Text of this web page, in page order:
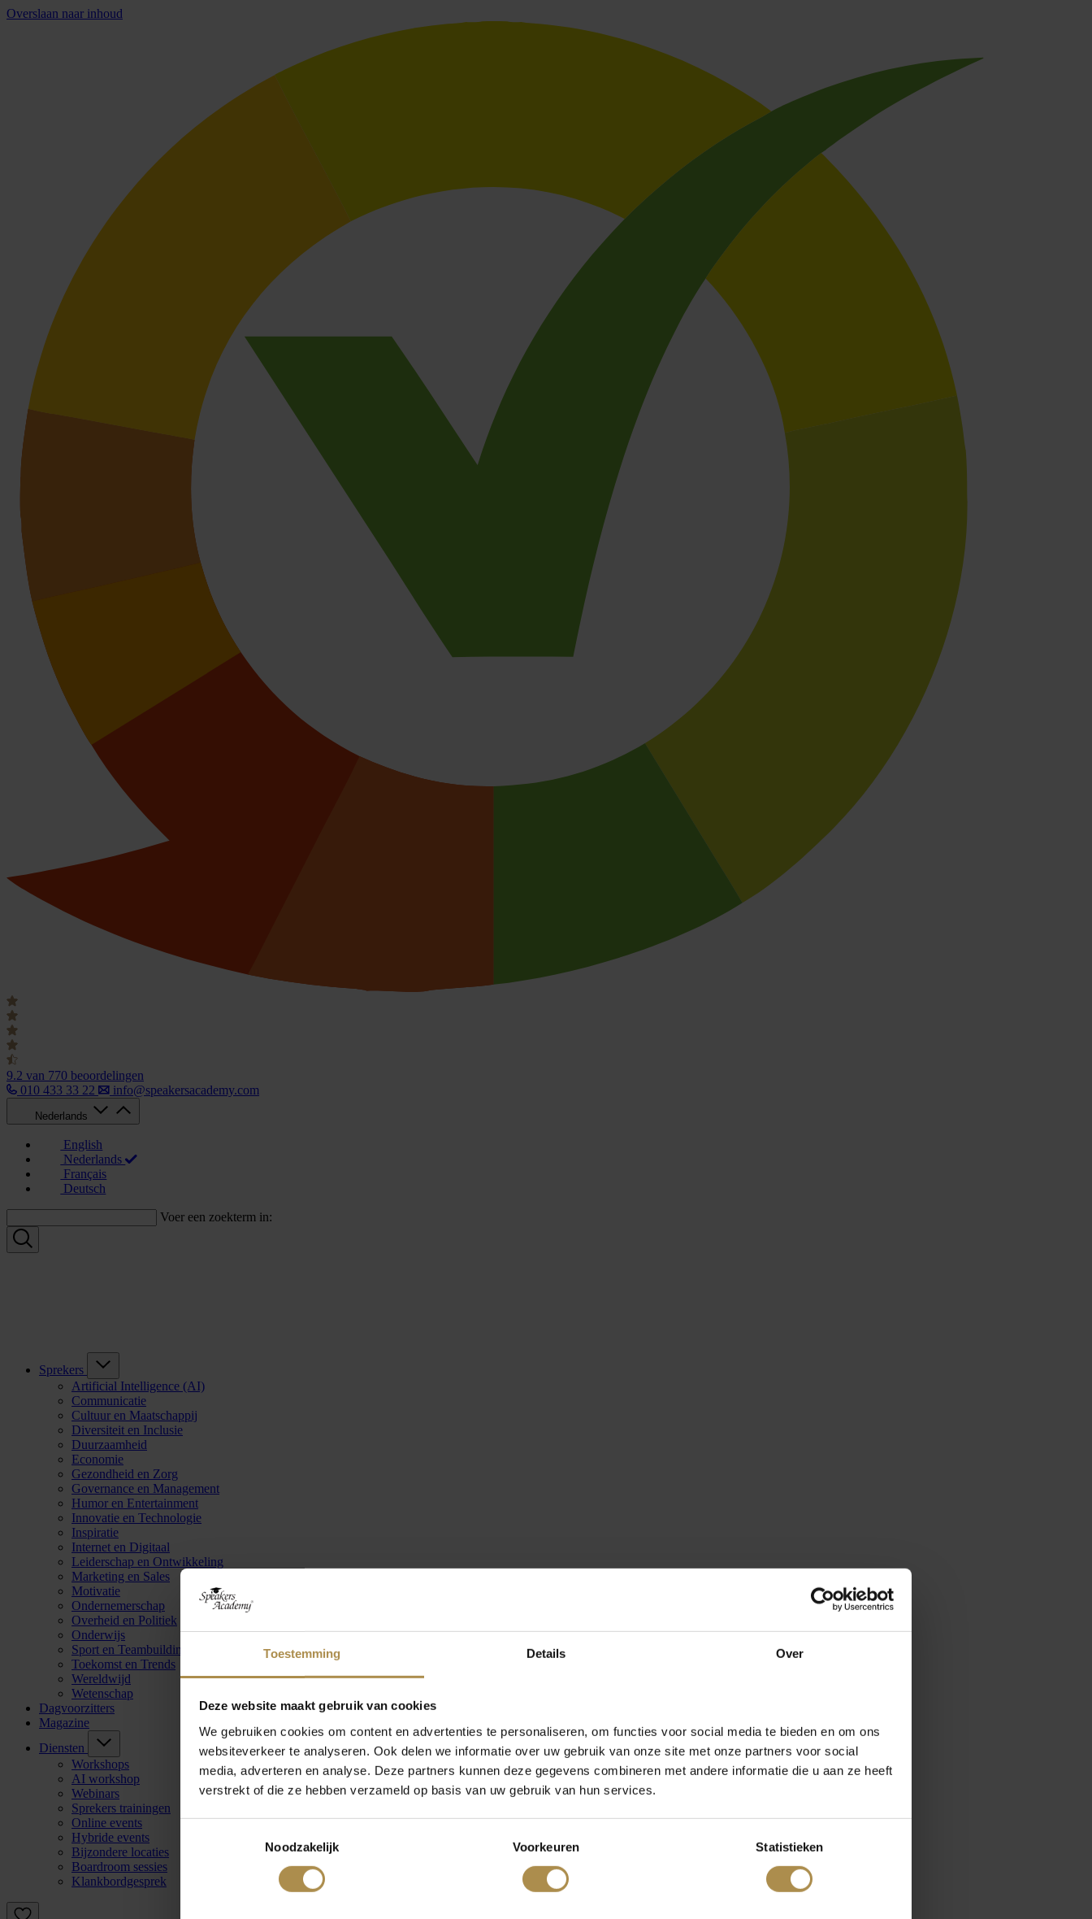
Toestemming Details Over
Deze website maakt gebruik van cookies
We gebruiken cookies om content en advertenties te personaliseren, om functies voor social media te bieden en om ons
websiteverkeer te analyseren. Ook delen we informatie over uw gebruik van onze site met onze partners voor social
media, adverteren en analyse. Deze partners kunnen deze gegevens combineren met andere informatie die u aan ze heeft
verstrekt of die ze hebben verzameld op basis van uw gebruik van hun services.
Noodzakelijk
Voorkeuren Statistieken
Overslaan naar inhoud
9.2 van 770 beoordelingen
010 433 33 22
info@speakersacademy.com
Nederlands
English
Nederlands
Français
Deutsch
Voer een zoekterm in:
Sprekers
Artificial Intelligence (AI)
Communicatie
Cultuur en Maatschappij
Diversiteit en Inclusie
Duurzaamheid
Economie
Gezondheid en Zorg
Governance en Management
Humor en Entertainment
Innovatie en Technologie
Inspiratie
Internet en Digitaal
Leiderschap en Ontwikkeling
Marketing en Sales
Motivatie
Ondernemerschap
Overheid en Politiek
Onderwijs
Sport en Teambuilding
Toekomst en Trends
Wereldwijd
Wetenschap
Dagvoorzitters
Magazine
Diensten
Workshops
AI workshop
Webinars
Sprekers trainingen
Online events
Hybride events
Bijzondere locaties
Boardroom sessies
Klankbordgesprek